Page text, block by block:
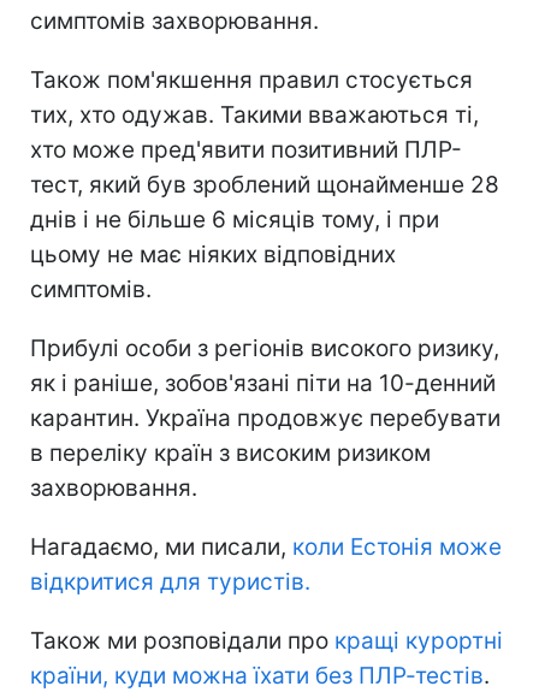
симптомів захворювання.
Також пом'якшення правил стосується
тих, хто одужав. Такими вважаються ті,
хто може пред'явити позитивний ПЛР-
тест, який був зроблений щонайменше 28
днів і не більше 6 місяців тому, і при
цьому не має ніяких відповідних
симптомів.
Прибулі особи з регіонів високого ризику,
як і раніше, зобов'язані піти на 10-денний
карантин. Україна продовжує перебувати
в переліку країн з високим ризиком
захворювання.
Нагадаємо, ми писали, коли Естонія може
відкритися для туристів.
Також ми розповідали про кращі курортні
країни, куди можна їхати без ПЛР-тестів.